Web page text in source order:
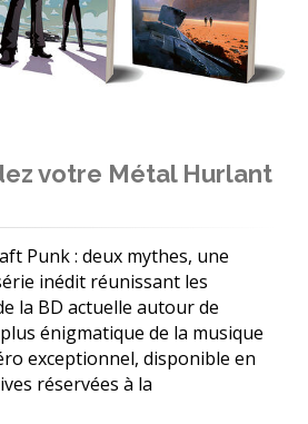
votre Métal Hurlant
Punk : deux mythes, une
inédit réunissant les
la BD actuelle autour de
énigmatique de la musique
exceptionnel, disponible en
réservées à la